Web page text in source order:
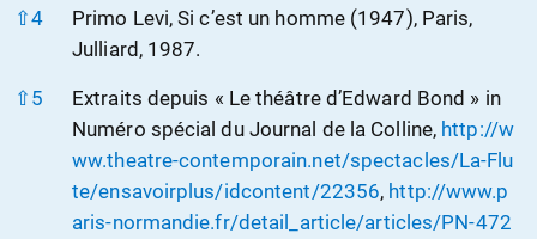
⇧4
Primo Levi, Si c’est un homme (1947), Paris,
Julliard, 1987.
⇧ 5
Extraits depuis « Le théâtre d’Edward Bond » in
Numéro spécial du Journal de la Colline, http://w
ww.theatre-contemporain.net/spectacles/La-Flu
te/ensavoirplus/idcontent/22356, http://www.p
aris-normandie.fr/detail_article/articles/PN-472